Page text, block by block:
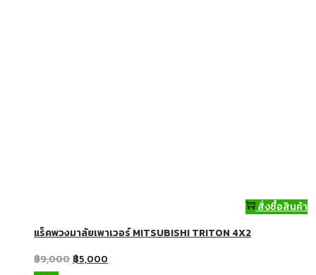
สั่งซื้อสินค้า
แร็คพวงมาลัยเพาเวอร์ MITSUBISHI TRITON 4X2
฿9,000฿5,000